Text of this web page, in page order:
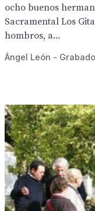
ocho buenos
Sacramental Los
hombros, a...
Ángel León -